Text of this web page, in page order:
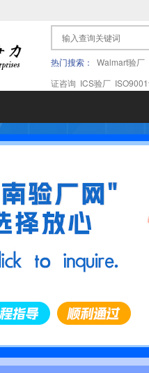
热门搜索： Walmart验厂
证咨询 ICS验厂